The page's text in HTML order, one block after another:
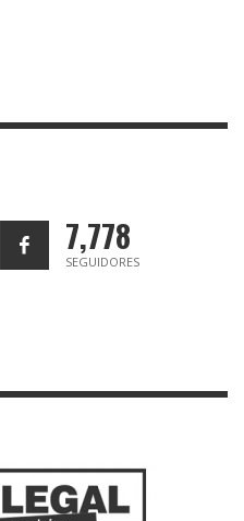
7,778
SEGUIDORES